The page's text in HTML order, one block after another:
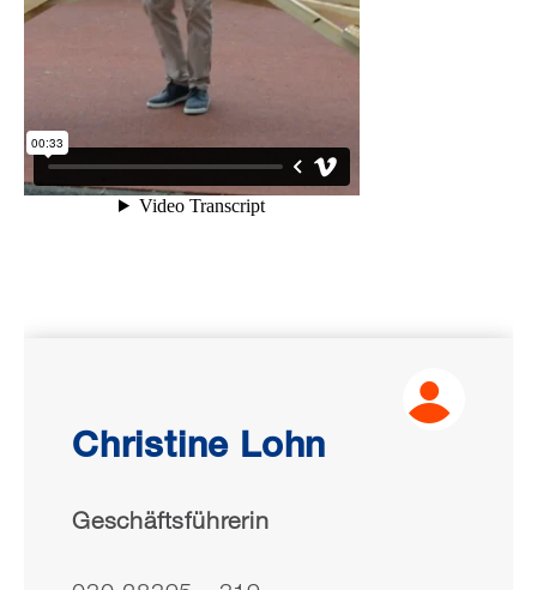
Christine Lohn
Geschäftsführerin